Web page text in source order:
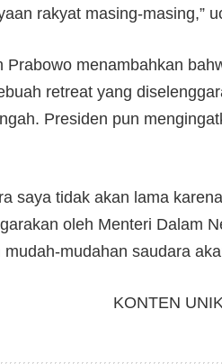
rakyat masing-masing,”
Prabowo menambahkan
retreat yang
Presiden pun
saya tidak akan lama
oleh Menteri Dalam
mudah-mudahan saudara
KONTEN